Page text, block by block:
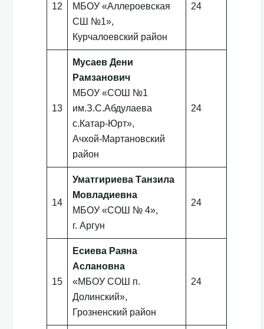
12
МБОУ «Аллероевская
СШ №1»,
Курчалоевский район
24
13
Мусаев Дени
Рамзанович
МБОУ «СОШ №1
им.З.С.Абдулаева
с.Катар-Юрт»,
Ачхой-Мартановский
район
24
14
Уматгириева Танзила
Мовладиевна
МБОУ «СОШ № 4»,
г. Аргун
24
15
Есиева Раяна
Аслановна
«МБОУ СОШ п.
Долинский»,
Грозненский район
24